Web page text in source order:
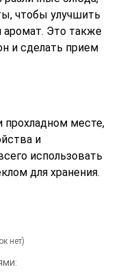
чтобы улучшить
аромат. Это также
и сделать прием
прохладном месте,
и
использовать
для хранения.
нет)